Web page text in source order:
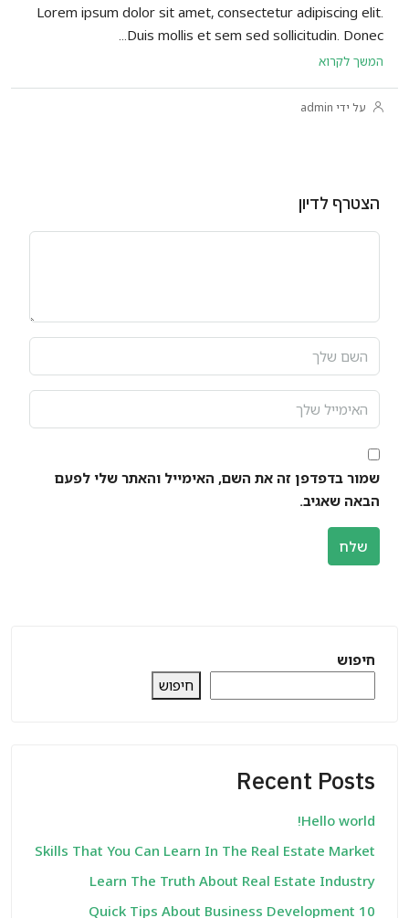
Lorem ipsum dolor sit amet, consectetur adipiscing elit.
Duis mollis et sem sed sollicitudin. Donec...
המשך לקרוא
על ידי admin
הצטרף לדיון
שמור בדפדפן זה את השם, האימייל והאתר שלי לפעם
הבאה שאגיב.
שלח
חיפוש
חיפוש
Recent Posts
Hello world!
Skills That You Can Learn In The Real Estate Market
Learn The Truth About Real Estate Industry
10 Quick Tips About Business Development